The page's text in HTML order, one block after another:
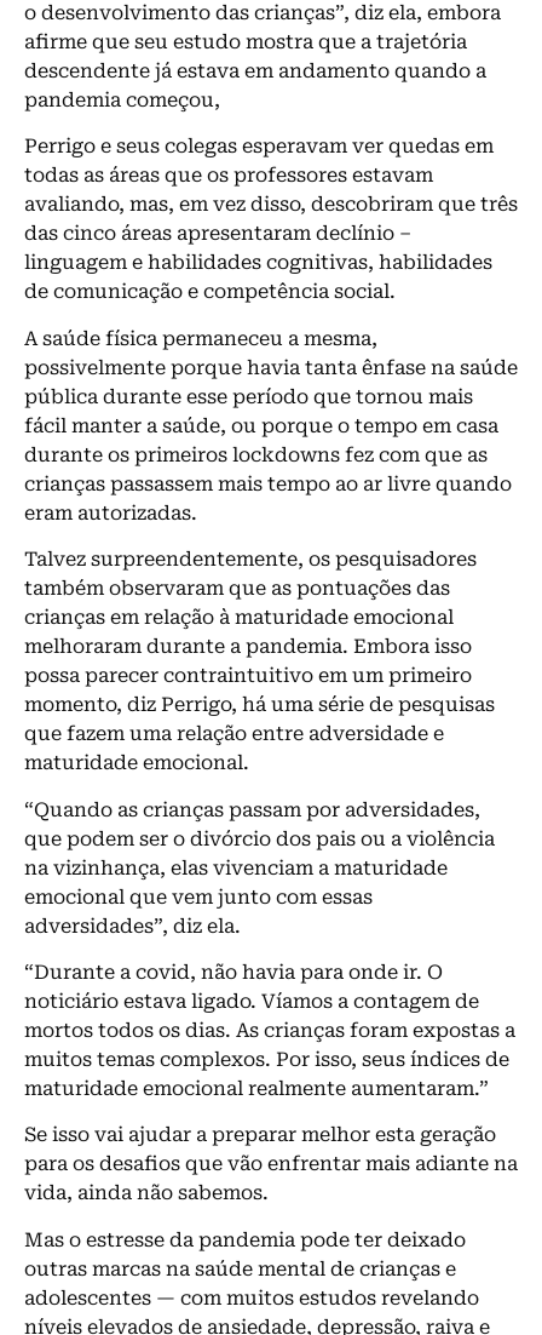
o desenvolvimento das crianças”, diz ela, embora
afirme que seu estudo mostra que a trajetória
descendente já estava em andamento quando a
pandemia começou,
Perrigo e seus colegas esperavam ver quedas em
todas as áreas que os professores estavam
avaliando, mas, em vez disso, descobriram que três
das cinco áreas apresentaram declínio –
linguagem e habilidades cognitivas, habilidades
de comunicação e competência social.
A saúde física permaneceu a mesma,
possivelmente porque havia tanta ênfase na saúde
pública durante esse período que tornou mais
fácil manter a saúde, ou porque o tempo em casa
durante os primeiros lockdowns fez com que as
crianças passassem mais tempo ao ar livre quando
eram autorizadas.
Talvez surpreendentemente, os pesquisadores
também observaram que as pontuações das
crianças em relação à maturidade emocional
melhoraram durante a pandemia. Embora isso
possa parecer contraintuitivo em um primeiro
momento, diz Perrigo, há uma série de pesquisas
que fazem uma relação entre adversidade e
maturidade emocional.
“Quando as crianças passam por adversidades,
que podem ser o divórcio dos pais ou a violência
na vizinhança, elas vivenciam a maturidade
emocional que vem junto com essas
adversidades”, diz ela.
“Durante a covid, não havia para onde ir. O
noticiário estava ligado. Víamos a contagem de
mortos todos os dias. As crianças foram expostas a
muitos temas complexos. Por isso, seus índices de
maturidade emocional realmente aumentaram.”
Se isso vai ajudar a preparar melhor esta geração
para os desafios que vão enfrentar mais adiante na
vida, ainda não sabemos.
Mas o estresse da pandemia pode ter deixado
outras marcas na saúde mental de crianças e
adolescentes — com muitos estudos revelando
níveis elevados de ansiedade, depressão, raiva e